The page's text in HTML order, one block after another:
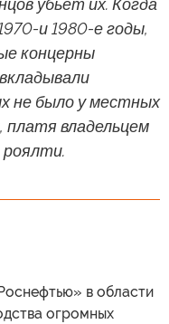
убьет их. Когда
и 1980-е годы,
концерны
не было у местных
платя владельцем
роялти.
в области
огромных